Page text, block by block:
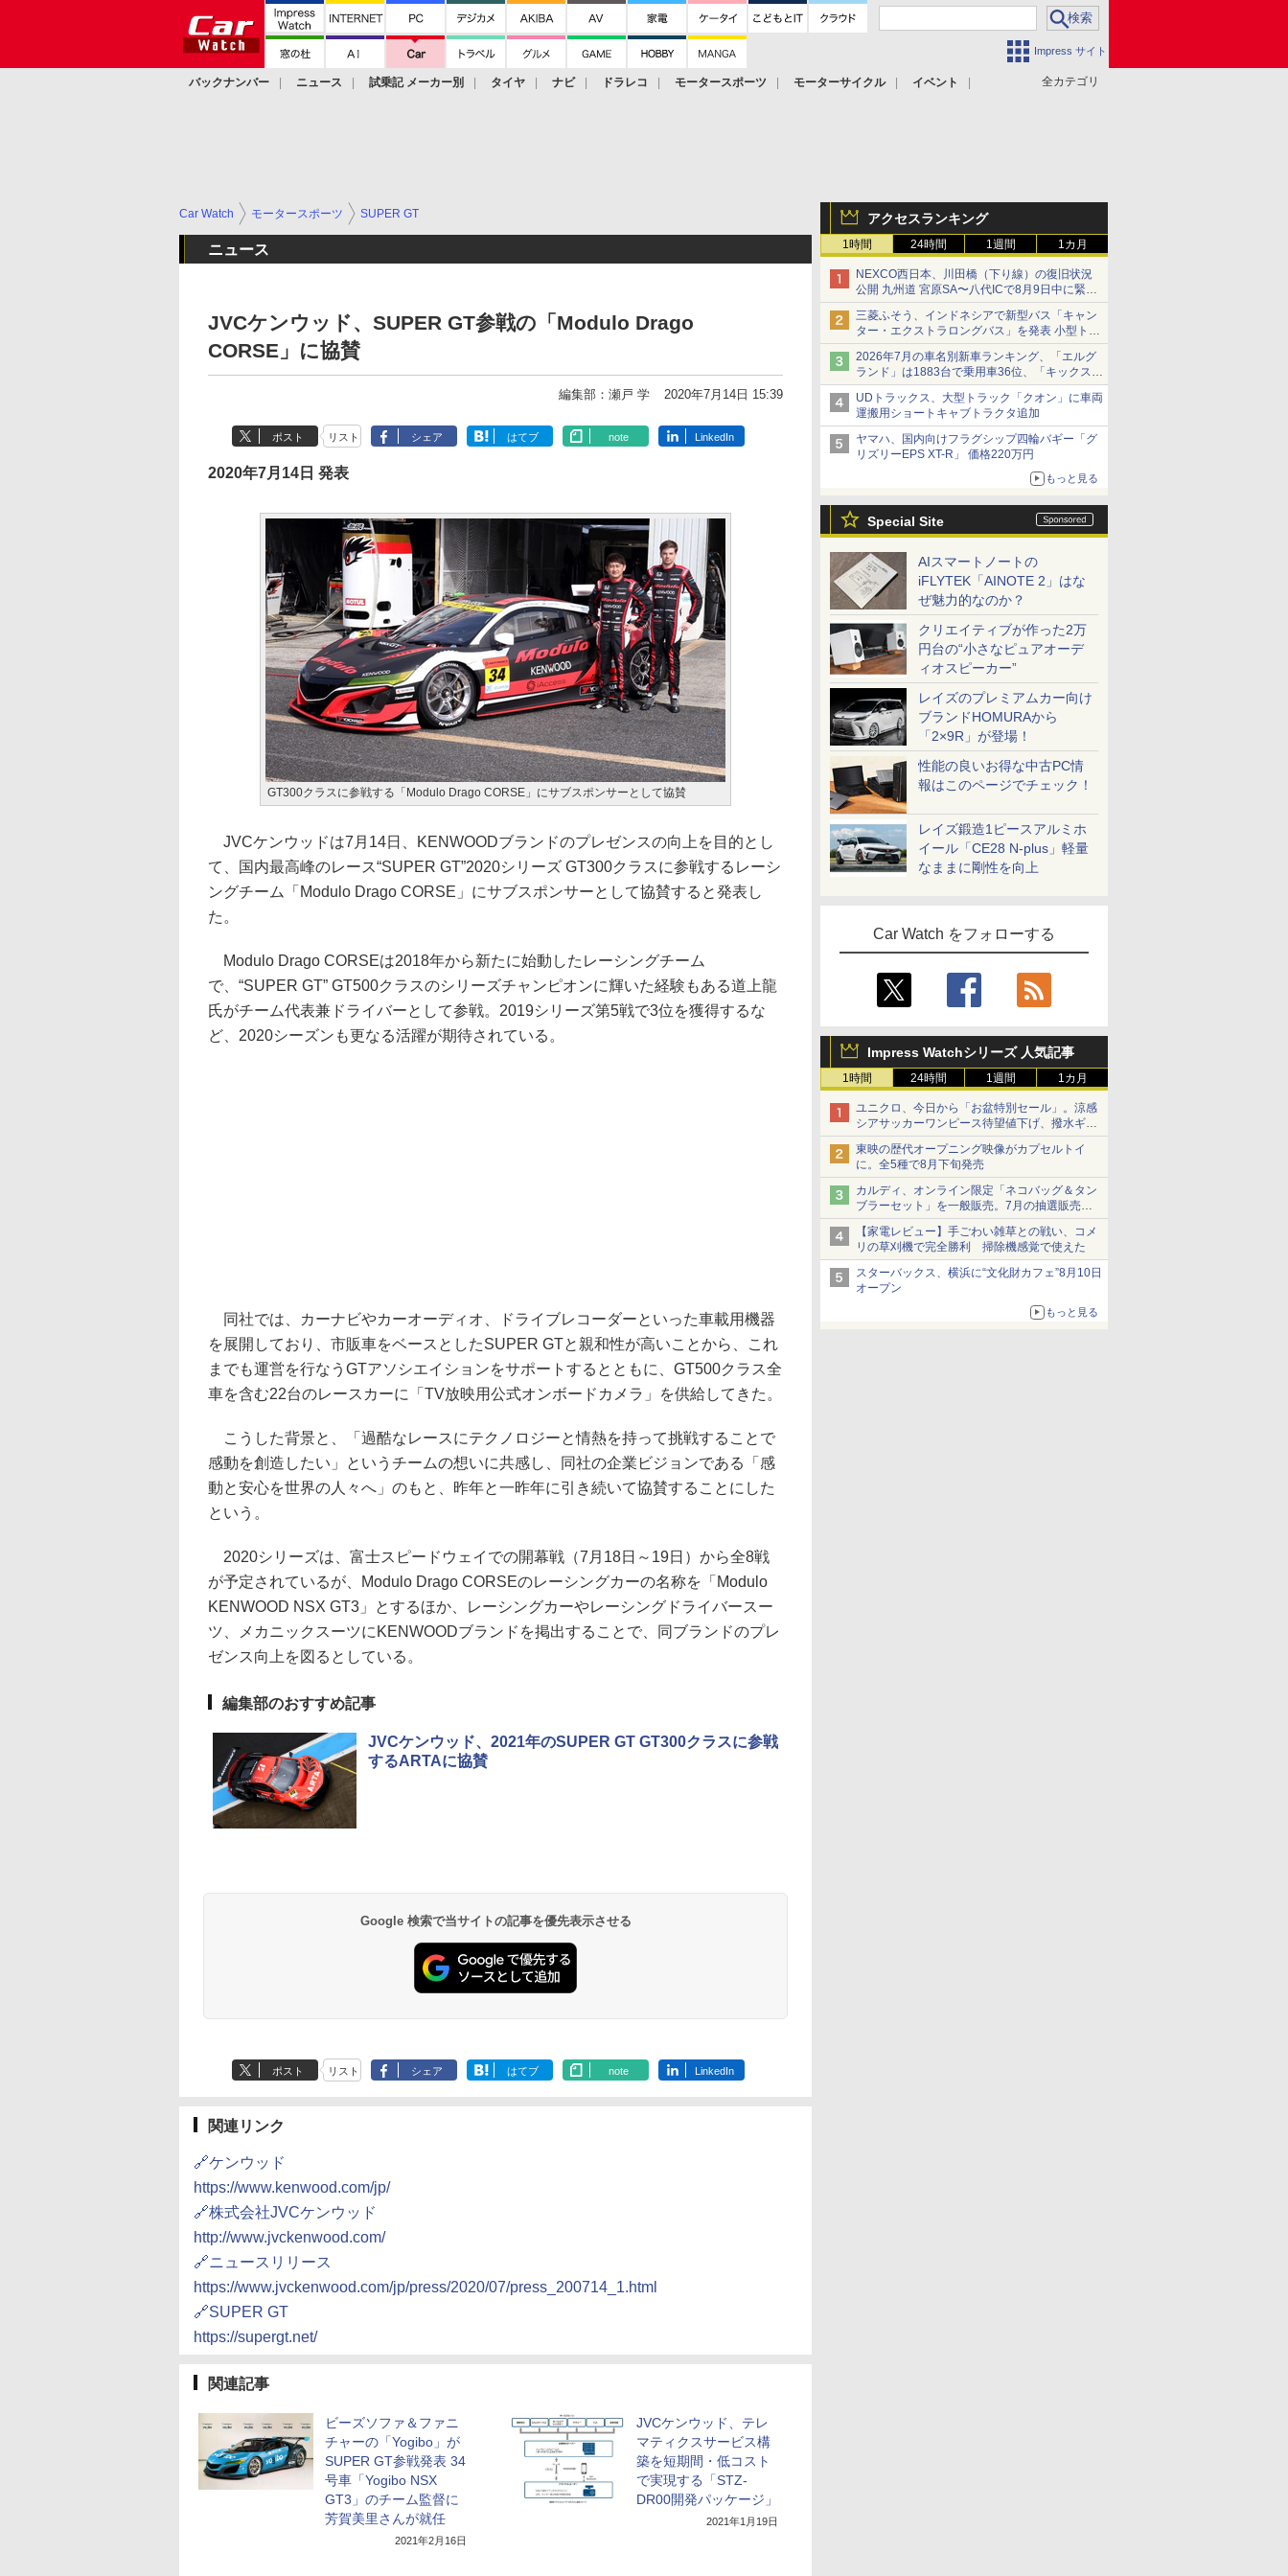
Impress サイト
全カテゴリ
バックナンバー ニュース 試乗記 メーカー別 タイヤ ナビ ドラレコ モータースポーツ モーターサイクル
イベント
アクセスランキング
1時間 24時間 1週間 1カ月
NEXCO西日本、川田橋（下り線）の復旧状況
公開 九州道 宮原SA〜八代ICで8月9日中に緊急
車両を通行可能に
三菱ふそう、インドネシアで新型バス「キャン
ター・エクストラロングバス」を発表 小型トラ
ックベースの観光・旅客輸送向けバス
2026年7月の車名別新車ランキング、「エルグ
ランド」は1883台で乗用車36位、「キックス」
は2591台で27位に
UDトラックス、大型トラック「クオン」に車両
運搬用ショートキャブトラクタ追加
ヤマハ、国内向けフラグシップ四輪バギー「グ
リズリーEPS XT-R」 価格220万円
もっと見る
Special Site
AIスマートノートの
iFLYTEK「AINOTE 2」はな
ぜ魅力的なのか？
クリエイティブが作った2万
円台の“小さなピュアオーデ
ィオスピーカー”
レイズのプレミアムカー向け
ブランドHOMURAから
「2×9R」が登場！
性能の良いお得な中古PC情
報はこのページでチェック！
レイズ鍛造1ピースアルミホ
イール「CE28 N-plus」軽量
なままに剛性を向上
Car Watch をフォローする
Impress Watchシリーズ 人気記事
1時間 24時間 1週間 1カ月
ユニクロ、今日から「お盆特別セール」。涼感
シアサッカーワンピース待望値下げ、撥水ギア
ショーツは1990円に
東映の歴代オープニング映像がカプセルトイ
に。全5種で8月下旬発売
カルディ、オンライン限定「ネコバッグ＆タン
ブラーセット」を一般販売。7月の抽選販売の
当選無効分
【家電レビュー】手ごわい雑草との戦い、コメ
リの草刈機で完全勝利 掃除機感覚で使えた
スターバックス、横浜に“文化財カフェ”8月10日
オープン
もっと見る
Car Watch モータースポーツ SUPER GT
ニュース
JVCケンウッド、SUPER GT参戦の「Modulo Drago
CORSE」に協賛
編集部：瀬戸 学 2020年7月14日 15:39
ポスト リスト シェア はてブ note LinkedIn
2020年7月14日 発表
GT300クラスに参戦する「Modulo Drago CORSE」にサブスポンサーとして協賛
JVCケンウッドは7月14日、KENWOODブランドのプレゼンスの向上を目的とし
て、国内最高峰のレース“SUPER GT”2020シリーズ GT300クラスに参戦するレーシ
ングチーム「Modulo Drago CORSE」にサブスポンサーとして協賛すると発表し
た。
Modulo Drago CORSEは2018年から新たに始動したレーシングチーム
で、“SUPER GT” GT500クラスのシリーズチャンピオンに輝いた経験もある道上龍
氏がチーム代表兼ドライバーとして参戦。2019シリーズ第5戦で3位を獲得するな
ど、2020シーズンも更なる活躍が期待されている。
同社では、カーナビやカーオーディオ、ドライブレコーダーといった車載用機器
を展開しており、市販車をベースとしたSUPER GTと親和性が高いことから、これ
までも運営を行なうGTアソシエイションをサポートするとともに、GT500クラス全
車を含む22台のレースカーに「TV放映用公式オンボードカメラ」を供給してきた。
こうした背景と、「過酷なレースにテクノロジーと情熱を持って挑戦することで
感動を創造したい」というチームの想いに共感し、同社の企業ビジョンである「感
動と安心を世界の人々へ」のもと、昨年と一昨年に引き続いて協賛することにした
という。
2020シリーズは、富士スピードウェイでの開幕戦（7月18日～19日）から全8戦
が予定されているが、Modulo Drago CORSEのレーシングカーの名称を「Modulo
KENWOOD NSX GT3」とするほか、レーシングカーやレーシングドライバースー
ツ、メカニックスーツにKENWOODブランドを掲出することで、同ブランドのプレ
ゼンス向上を図るとしている。
編集部のおすすめ記事
JVCケンウッド、2021年のSUPER GT GT300クラスに参戦
するARTAに協賛
Google 検索で当サイトの記事を優先表示させる
ポスト リスト シェア はてブ note LinkedIn
関連リンク
🔗ケンウッド
https://www.kenwood.com/jp/
🔗株式会社JVCケンウッド
http://www.jvckenwood.com/
🔗ニュースリリース
https://www.jvckenwood.com/jp/press/2020/07/press_200714_1.html
🔗SUPER GT
https://supergt.net/
関連記事
ビーズソファ＆ファニ
チャーの「Yogibo」が
SUPER GT参戦発表 34
号車「Yogibo NSX
GT3」のチーム監督に
芳賀美里さんが就任
2021年2月16日
JVCケンウッド、テレ
マティクスサービス構
築を短期間・低コスト
で実現する「STZ-
DR00開発パッケージ」
2021年1月19日